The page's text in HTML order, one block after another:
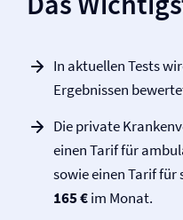
In aktuellen Tests
Ergebnissen
Die private
einen Tarif für
sowie einen Tarif
165 €im Monat.